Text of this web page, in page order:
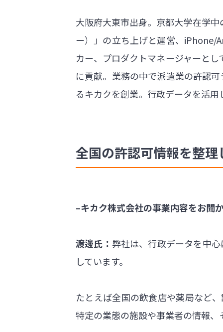
大阪府大東市出身。京都大学在学
ー）」の立ち上げと運営、iPhone/
カー、プロダクトマネージャーと
に貢献。業務の中で派遣業の許認
るキカクを創業。行政データを活
全国の許認可情報を整
–キカク株式会社の事業内容をお聞
渡邊氏： 弊社は、行政データを中
しています。
たとえば全国の飲食店や薬局など
特定の業態の施設や事業者の情報